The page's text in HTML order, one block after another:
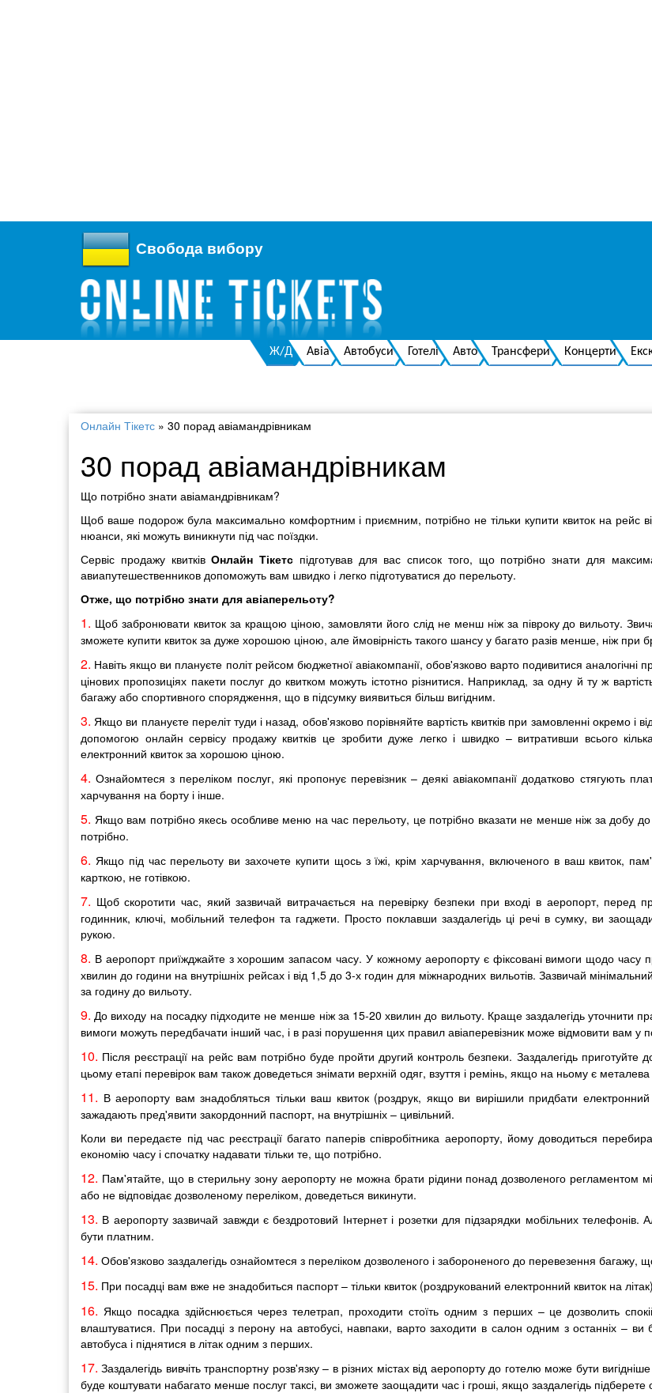
Свобода вибору
Ж/Д Авіа Автобуси Готелі Авто Трансфери Концерти
Онлайн Тікетс » 30 порад авіамандрівникам
30 порад авіамандрівникам
Що потрібно знати авіамандрівникам?
Щоб ваше подорож була максимально комфортним і приємним, потрібно не тільки купити квиток на рейс
нюанси, які можуть виникнути під час поїздки.
Сервіс продажу квитківОнлайн Тікетс підготував для вас список того, що потрібно знати для
авиапутешественников допоможуть вам швидко і легко підготуватися до перельоту.
Отже, що потрібно знати для авіаперельоту?
1. Щоб забронювати квиток за кращою ціною, замовляти його слід не менш ніж за півроку до вильоту.
зможете купити квиток за дуже хорошою ціною, але ймовірність такого шансу у багато разів менше, ніж при
2. Навіть якщо ви плануєте політ рейсом бюджетної авіакомпанії, обов'язково варто подивитися аналогічні
цінових пропозиціях пакети послуг до квитком можуть істотно різнитися. Наприклад, за одну й ту ж
багажу або спортивного спорядження, що в підсумку виявиться більш вигідним.
3. Якщо ви плануєте переліт туди і назад, обов'язково порівняйте вартість квитків при замовленні окремо і
допомогою онлайн сервісу продажу квитків це зробити дуже легко і швидко – витративши всього
електронний квиток за хорошою ціною.
4. Ознайомтеся з переліком послуг, які пропонує перевізник – деякі авіакомпанії додатково стягують
харчування на борту і інше.
5. Якщо вам потрібно якесь особливе меню на час перельоту, це потрібно вказати не менше ніж за добу
потрібно.
6. Якщо під час перельоту ви захочете купити щось з їжі, крім харчування, включеного в ваш квиток,
карткою, не готівкою.
7. Щоб скоротити час, який зазвичай витрачається на перевірку безпеки при вході в аеропорт, перед
годинник, ключі, мобільний телефон та гаджети. Просто поклавши заздалегідь ці речі в сумку, ви
рукою.
8. В аеропорт приїжджайте з хорошим запасом часу. У кожному аеропорту є фіксовані вимоги щодо часу
хвилин до години на внутрішніх рейсах і від 1,5 до 3-х годин для міжнародних вильотів. Зазвичай
за годину до вильоту.
9. До виходу на посадку підходите не менше ніж за 15-20 хвилин до вильоту. Краще заздалегідь уточнити
вимоги можуть передбачати інший час, і в разі порушення цих правил авіаперевізник може відмовити вам у
10. Після реєстрації на рейс вам потрібно буде пройти другий контроль безпеки. Заздалегідь приготуйте
цьому етапі перевірок вам також доведеться знімати верхній одяг, взуття і ремінь, якщо на ньому є
11. В аеропорту вам знадобляться тільки ваш квиток (роздрук, якщо ви вирішили придбати
зажадають пред'явити закордонний паспорт, на внутрішніх – цивільний.
Коли ви передаєте під час реєстрації багато паперів співробітника аеропорту, йому доводиться
економію часу і спочатку надавати тільки те, що потрібно.
12. Пам'ятайте, що в стерильну зону аеропорту не можна брати рідини понад дозволеного регламентом
або не відповідає дозволеному переліком, доведеться викинути.
13. В аеропорту зазвичай завжди є бездротовий Інтернет і розетки для підзарядки мобільних
бути платним.
14. Обов'язково заздалегідь ознайомтеся з переліком дозволеного і забороненого до перевезення багажу,
15. При посадці вам вже не знадобиться паспорт – тільки квиток (роздрукований електронний квиток на
16. Якщо посадка здійснюється через телетрап, проходити стоїть одним з перших – це дозволить
влаштуватися. При посадці з перону на автобусі, навпаки, варто заходити в салон одним з останніх –
автобуса і піднятися в літак одним з перших.
17.Заздалегідь вивчіть транспортну розв'язку – в різних містах від аеропорту до готелю може бути
буде коштувати набагато менше послуг таксі, ви зможете заощадити час і гроші, якщо заздалегідь